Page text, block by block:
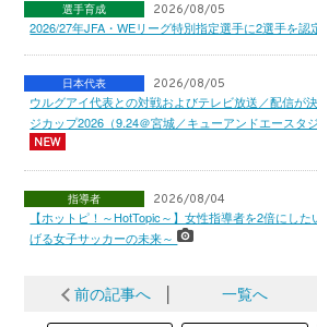
選手育成 2026/08/05
2026/27年JFA・WEリーグ特別指定選手に2選手を認
日本代表 2026/08/05
ウルグアイ代表との対戦およびテレビ放送／配信
ジカップ2026（9.24＠宮城／キューアンドエースタ
指導者 2026/08/04
【ホットピ！～HotTopic～】女性指導者を2倍にし
げる女子サッカーの未来～
前の記事へ 一覧へ